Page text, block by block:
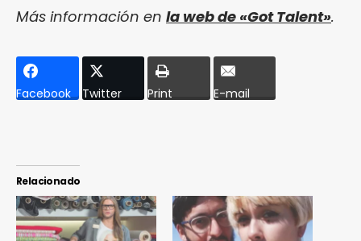
Más información en la web de «Got Talent».
Facebook Twitter Print E-mail
Relacionado